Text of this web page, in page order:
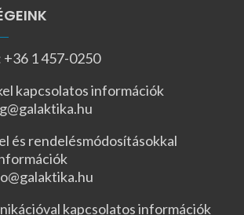
+36 1 457-0250
kapcsolatos információk
és rendelésmódosításokkal
kapcsolatos információk